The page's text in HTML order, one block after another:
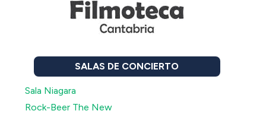
SALAS DE CONCIERTO
Sala Niagara
Rock-Beer The New